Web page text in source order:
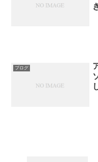
ブログ